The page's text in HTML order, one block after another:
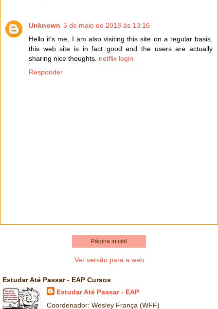
Unknown 5 de maio de 2018 às 13:16
Hello it's me, I am also visiting this site on a regular basis,
this web site is in fact good and the users are actually
sharing nice thoughts. netflix login
Responder
Página inicial
Ver versão para a web
Estudar Até Passar - EAP Cursos
Estudar Até Passar - EAP
Coordenador: Wesley França (WFF)